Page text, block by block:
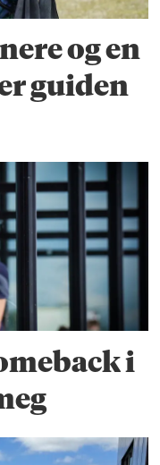
og en
guiden
i